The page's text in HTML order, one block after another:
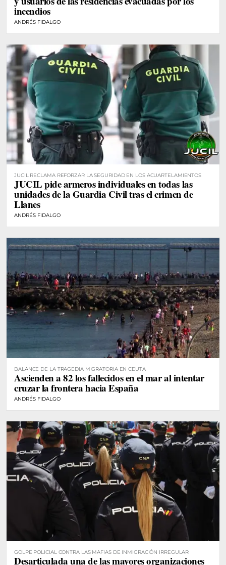
incendios
ANDRÉS FIDALGO
JUCIL RECLAMA REFORZAR LA SEGURIDAD EN LOS ACUARTELAMIENTOS
JUCIL pide armeros individuales en todas las
unidades de la Guardia Civil tras el crimen de
Llanes
ANDRÉS FIDALGO
BALANCE DE LA TRAGEDIA MIGRATORIA EN CEUTA
Ascienden a 82 los fallecidos en el mar al intentar
cruzar la frontera hacia España
ANDRÉS FIDALGO
GOLPE POLICIAL CONTRA LAS MAFIAS DE INMIGRACIÓN IRREGULAR
Desarticulada una de las mayores organizaciones